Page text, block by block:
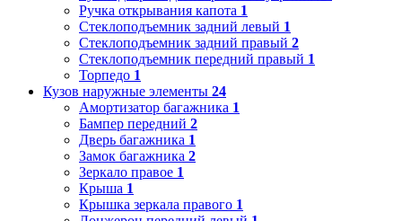
Ручка открывания капота 1
Стеклоподъемник задний левый 1
Стеклоподъемник задний правый 2
Стеклоподъемник передний правый 1
Торпедо 1
Кузов наружные элементы 24
Амортизатор багажника 1
Бампер передний 2
Дверь багажника 1
Замок багажника 2
Зеркало правое 1
Крыша 1
Крышка зеркала правого 1